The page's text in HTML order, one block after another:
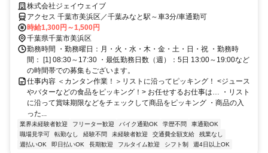
ング、リーチフォーク作業！
株式会社ジェイウェイブ
アクセス 千葉市美浜区／千葉みなと駅～車3分/車通勤可
時給1,300円～1,500円
千葉県千葉市美浜区
勤務時間 ・勤務曜日：月・火・水・木・金・土・日・祝 ・勤務時
間： [1] 08:30～17:30 ・最低勤務日数（週）：5日 13:00～19:00など
の時間帯での募集もございます。
仕事内容 ＜カンタン作業！＞リストに沿ってピッキング！ <ジュース
やバターなどの食品をピッキング！> お任せするお仕事は… ・リスト
に沿って賞味期限などをチェックして商品をピッキング ・商品の入
った...
業界未経験者歓迎 フリーター歓迎 バイク通勤OK 学歴不問
車通勤OK
職場見学可
転勤なし 経験不問 未経験者歓迎 交通費全額支給
残業なし
週払いOK
即日払いOK 長期歓迎 フルタイム歓迎 シフト制 週4日以上OK